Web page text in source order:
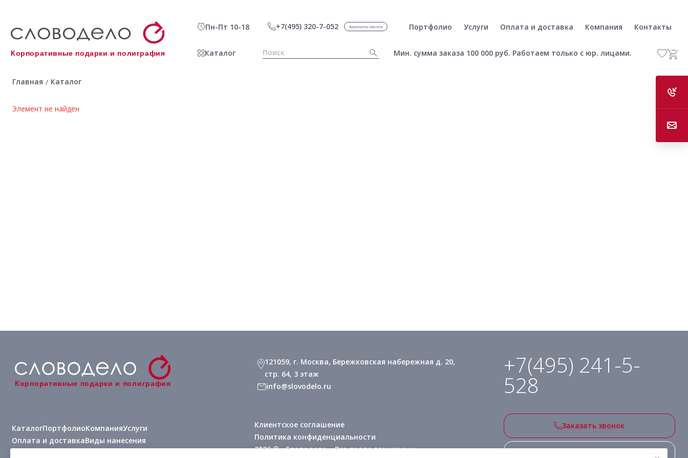
Корпоративные подарки и полиграфия
Пн-Пт 10-18 +7(495) 320-7-052 Заказать звонок Портфолио Услуги Оплата и доставка Компания Контакты
Каталог Мин. сумма заказа 100 000 руб. Работаем только с юр. лицами.
Главная / Каталог
Элемент не найден
Корпоративные подарки и полиграфия
КаталогПортфолиоКомпанияУслуги
Оплата и доставкаВиды нанесения
121059, г. Москва, Бережковская набережная д. 20,
стр. 64, 3 этаж
info@slovodelo.ru
+7(495) 241-5-
528
Заказать звонок
Клиентское соглашение
Политика конфиденциальности
2026 © «Словодело». Все права защищены